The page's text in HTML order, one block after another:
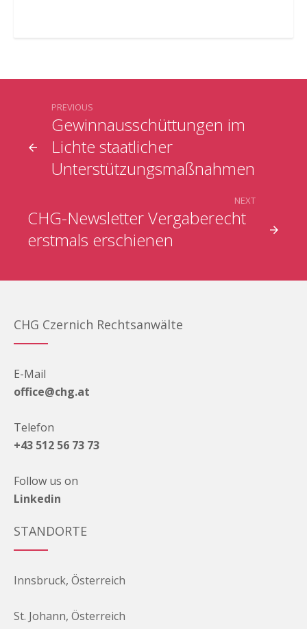
Gewinnausschüttungen im
Lichte staatlicher
Unterstützungsmaßnahmen
PREVIOUS
CHG-Newsletter Vergaberecht
erstmals erschienen
NEXT
CHG Czernich Rechtsanwälte
E-Mail
office@chg.at
Telefon
+43 512 56 73 73
Follow us on
Linkedin
STANDORTE
Innsbruck, Österreich
St. Johann, Österreich